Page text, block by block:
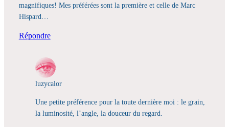
magnifiques! Mes préférées sont la première et celle de Marc
Hispard…
Répondre
luzycalor
Une petite préférence pour la toute dernière moi : le grain,
la luminosité, l’angle, la douceur du regard.